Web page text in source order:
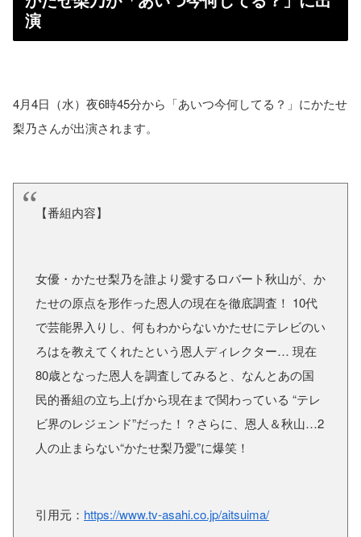
演
4月4日（水）夜6時45分から「あいつ今何してる？」にかたせ
梨乃さんが出演されます。
【番組内容】
女優・かたせ梨乃を誰より愛するロバート秋山が、か
たせの原点を形作った恩人の現在を徹底調査！ 10代
で芸能界入りし、何もわからないかたせにテレビのい
ろはを教えてくれたという恩人ディレクター… 現在
80歳となった恩人を調査してみると、なんとあの国
民的番組の立ち上げから現在まで関わっている “テレ
ビ界のレジェンド”だった！？さらに、恩人＆秋山…2
人の止まらない“かたせ梨乃愛”に爆笑！
引用元： https://www.tv-asahi.co.jp/aitsuima/